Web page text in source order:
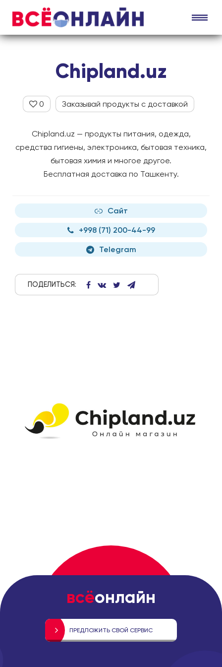
Chipland.uz
0 Заказывай продукты с доставкой
Chipland.uz — продукты питания, одежда,
средства гигиены, электроника, бытовая техника,
бытовая химия и многое другое.
Бесплатная доставка по Ташкенту.
Сайт
+998 (71) 200-44-99
Telegram
ПОДЕЛИТЬСЯ:
всёонлайн
ПРЕДЛОЖИТЬ СВОЙ СЕРВИС